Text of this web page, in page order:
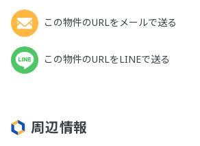
この物件のURLをメールで送る
この物件のURLをLINEで送る
周辺情報